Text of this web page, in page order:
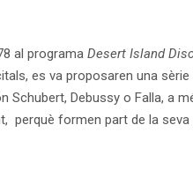
al programa Desert Island
es va proposaren una
Schubert, Debussy o Falla, a
perquè formen part de la